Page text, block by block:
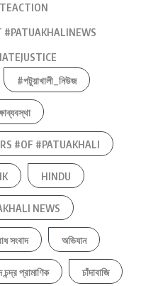
#PATUAKHALINEWS
#পটুয়াখালী_নিউজ
#OF #PATUAKHALI
HINDU
NEWS
সংবাদ অভিযান
চন্দ্র প্রামাণিক চাঁদাবাজি